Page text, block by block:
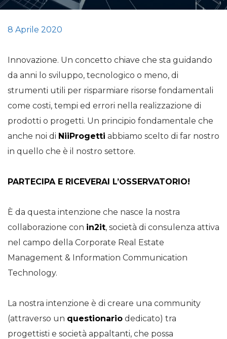
8 Aprile 2020
Innovazione. Un concetto chiave che sta guidando
da anni lo sviluppo, tecnologico o meno, di
strumenti utili per risparmiare risorse fondamentali
come costi, tempi ed errori nella realizzazione di
prodotti o progetti. Un principio fondamentale che
anche noi di NiiProgetti abbiamo scelto di far nostro
in quello che è il nostro settore.
PARTECIPA E RICEVERAI L’OSSERVATORIO!
È da questa intenzione che nasce la nostra
collaborazione con in2it, società di consulenza attiva
nel campo della Corporate Real Estate
Management & Information Communication
Technology.
La nostra intenzione è di creare una community
(attraverso un questionario dedicato) tra
progettisti e società appaltanti, che possa